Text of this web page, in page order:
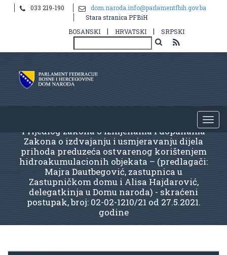
033 219-190
dom.naroda.info@parlamentfbih.gov.ba
Stara stranica PFBiH
BOSANSKI
| HRVATSKI | SRPSKI
Prijedlog zakona o izmjenama i dopunama
Zakona o izdvajanju i usmjeravanju dijela
prihoda preduzeća ostvarenog korištenjem
hidroakumulacionih objekata – (predlagači:
Majra Dautbegović, zastupnica u
Zastupničkom domu i Alisa Hajdarović,
delegatkinja u Domu naroda) - skraćeni
postupak, broj: 02-02-1210/21 od 27.5.2021.
godine